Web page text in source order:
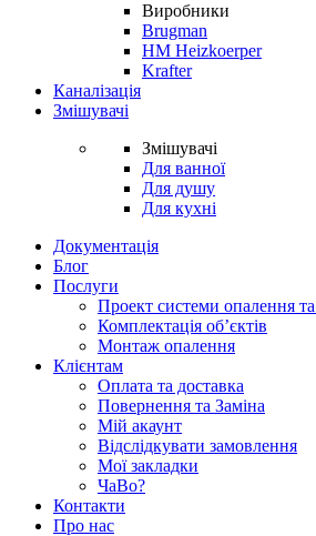
Виробники
Brugman
HM Heizkoerper
Krafter
Каналізація
Змішувачі
Змішувачі
Для ванної
Для душу
Для кухні
Документація
Блог
Послуги
Проект системи опалення
Комплектація об’єктів
Монтаж опалення
Клієнтам
Оплата та доставка
Повернення та Заміна
Мій акаунт
Відслідкувати замовлення
Мої закладки
ЧаВо?
Контакти
Про нас